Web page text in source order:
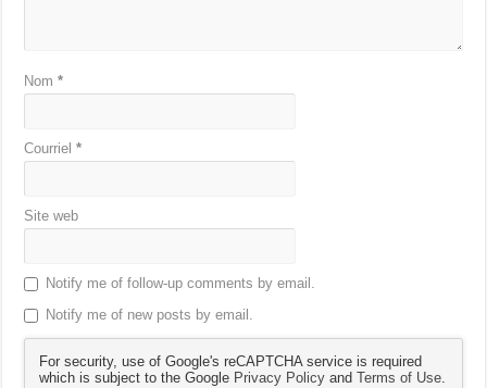
Nom*
Courriel*
Site web
Notify me of follow-up comments by email.
Notify me of new posts by email.
For security, use of Google's reCAPTCHA service is required
which is subject to the Google Privacy Policy andTerms of Use.